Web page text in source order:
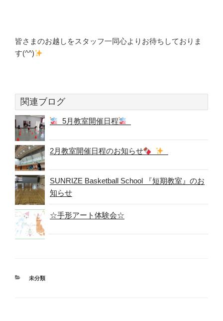
皆さまのお越しをスタッフ一同心よりお待ちしておりま
す(^^)
関連ブログ
5月教室開催日程
2月教室開催日程のお知らせ
SUNRIZE Basketball School 『短期教室』のお
知らせ
☆手形アート体験会☆
カ
未分類